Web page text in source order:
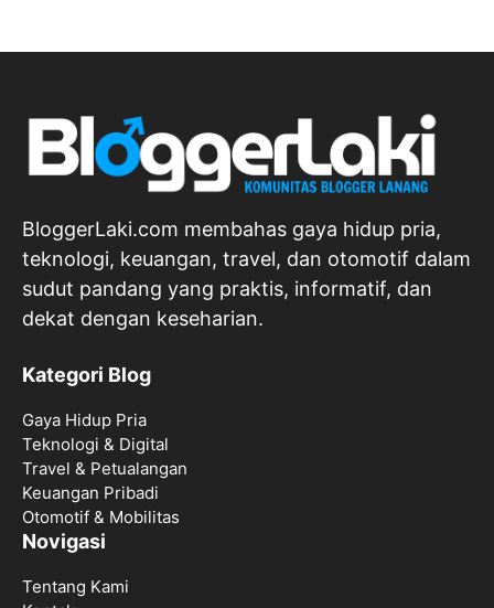
BloggerLaki.com membahas gaya hidup pria,
teknologi, keuangan, travel, dan otomotif dalam
sudut pandang yang praktis, informatif, dan
dekat dengan keseharian.
Kategori Blog
Gaya Hidup Pria
Teknologi & Digital
Travel & Petualangan
Keuangan Pribadi
Otomotif & Mobilitas
Novigasi
Tentang Kami